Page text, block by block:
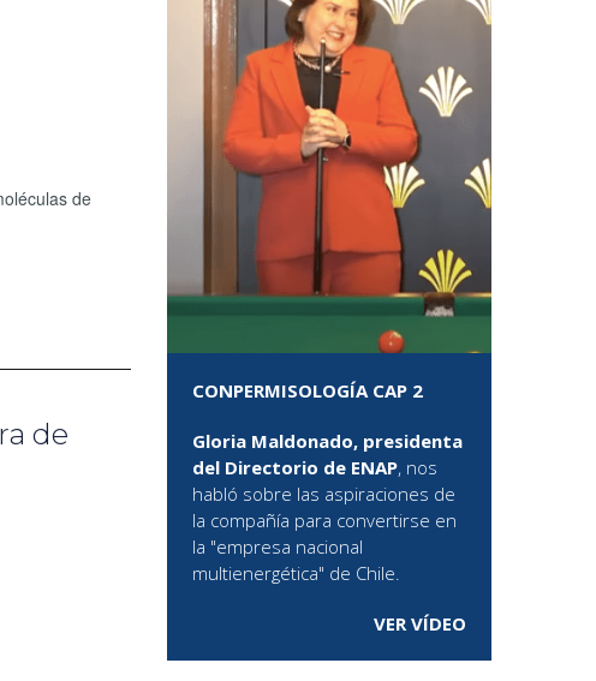
de
de
CONPERMISOLOGÍA CAP 2
Gloria Maldonado, presidenta
del Directorio de ENAP, nos
habló sobre las aspiraciones de
la compañía para convertirse en
la "empresa nacional
multienergética" de Chile.
VER VÍDEO